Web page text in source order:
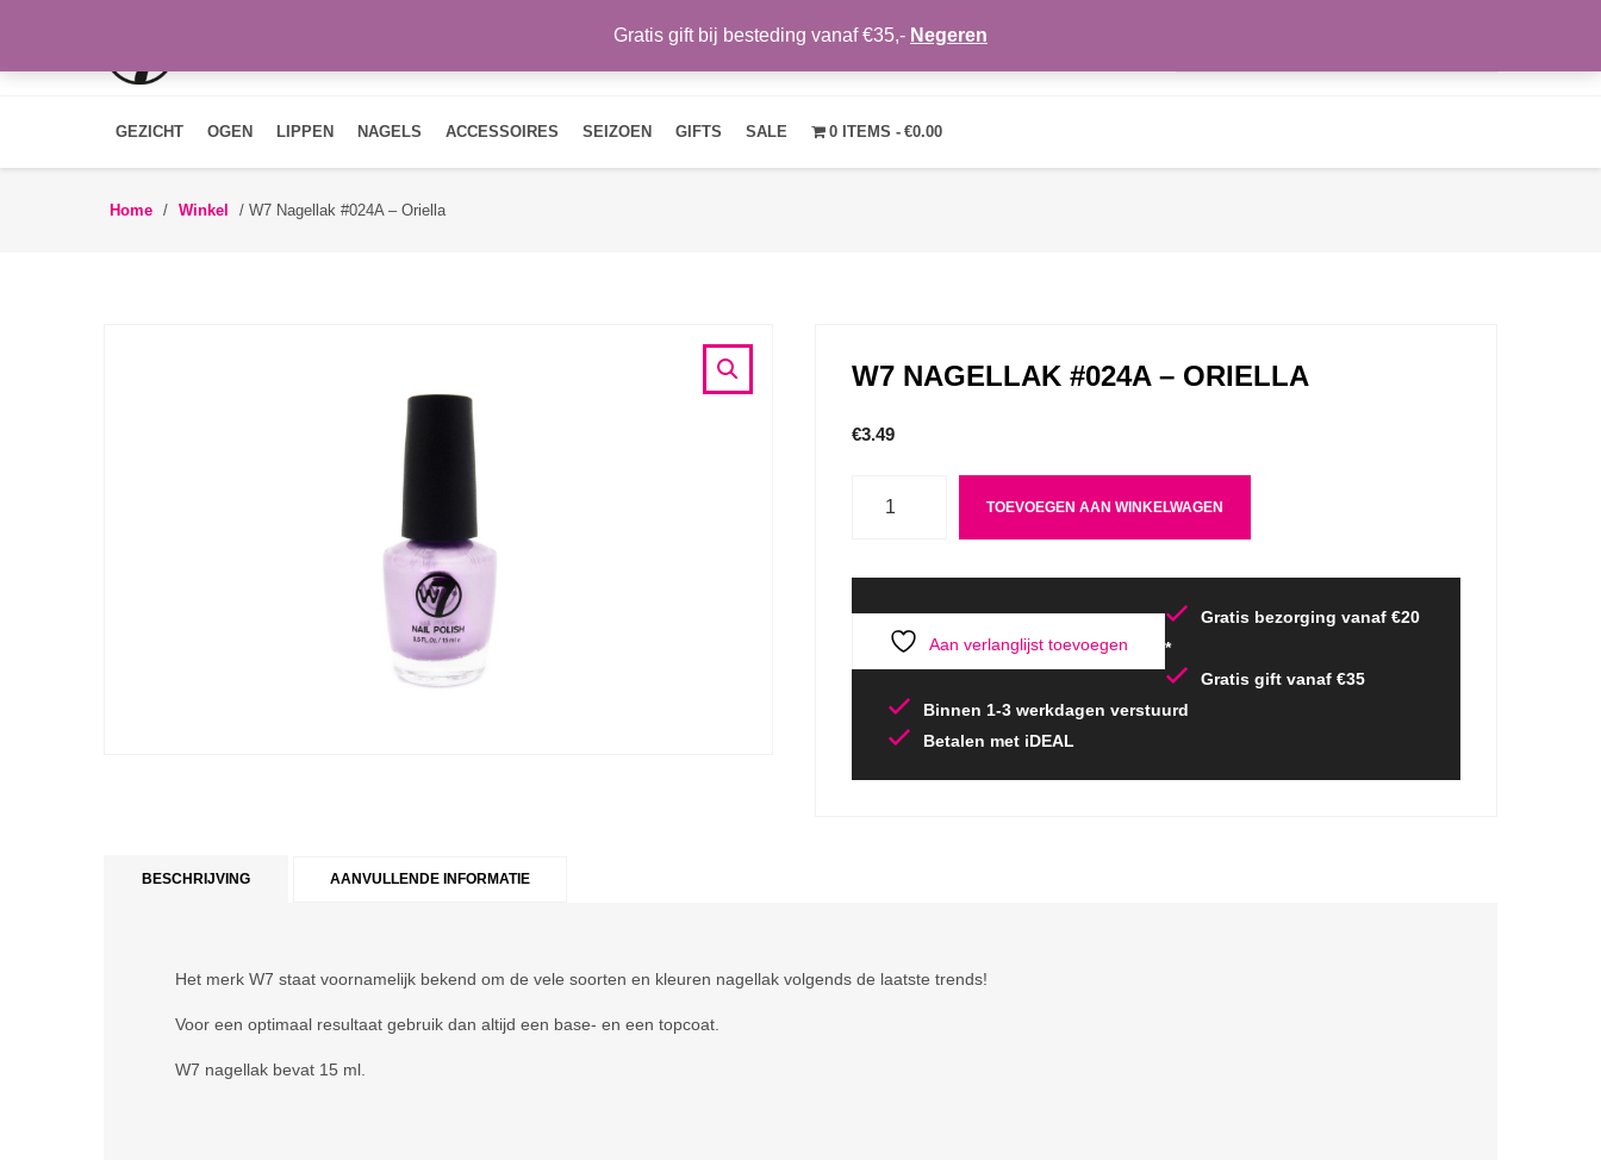
OVER ONS NIEUWS CONTACT MIJN ACCOUNT
GEZICHT OGEN LIPPEN NAGELS ACCESSOIRES SEIZOEN GIFTS SALE 0 ITEMS €0.00
Home / Winkel / W7 Nagellak #024A – Oriella
W7 NAGELLAK #024A – ORIELLA
€3.49
TOEVOEGEN AAN WINKELWAGEN
Aan verlanglijst toevoegen
Gratis bezorging vanaf €20
*
Gratis gift vanaf €35
Binnen 1-3 werkdagen verstuurd
Betalen met iDEAL
BESCHRIJVING AANVULLENDE INFORMATIE
Het merk W7 staat voornamelijk bekend om de vele soorten en kleuren nagellak volgends de laatste trends!
Voor een optimaal resultaat gebruik dan altijd een base- en een topcoat.
W7 nagellak bevat 15 ml.
Gratis gift bij besteding vanaf €35,- Negeren